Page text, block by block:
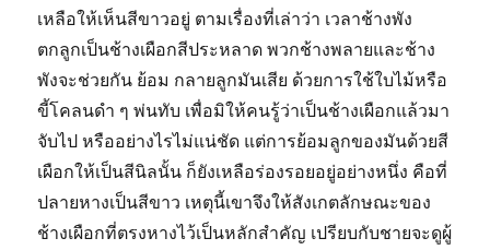
เหลือให้เห็นสีขาวอยู่ ตามเรื่องที่เล่าว่า เวลาช้างพัง
ตกลูกเป็นช้างเผือกสีประหลาด พวกช้างพลายและช้าง
พังจะช่วยกัน ย้อม กลายลูกมันเสีย ด้วยการใช้ใบไม้หรือ
ขี้โคลนดำ ๆ พ่นทับ เพื่อมิให้คนรู้ว่าเป็นช้างเผือกแล้วมา
จับไป หรืออย่างไรไม่แน่ชัด แต่การย้อมลูกของมันด้วยสี
เผือกให้เป็นสีนิลนั้น ก็ยังเหลือร่องรอยอยู่อย่างหนึ่ง คือที่
ปลายหางเป็นสีขาว เหตุนี้เขาจึงให้สังเกตลักษณะของ
ช้างเผือกที่ตรงหางไว้เป็นหลักสำคัญ เปรียบกับชายจะดูผู้